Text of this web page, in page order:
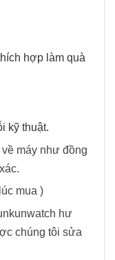
hợp làm quà
kỹ thuật.
máy như đồng
mua )
hư
chúng tôi sửa